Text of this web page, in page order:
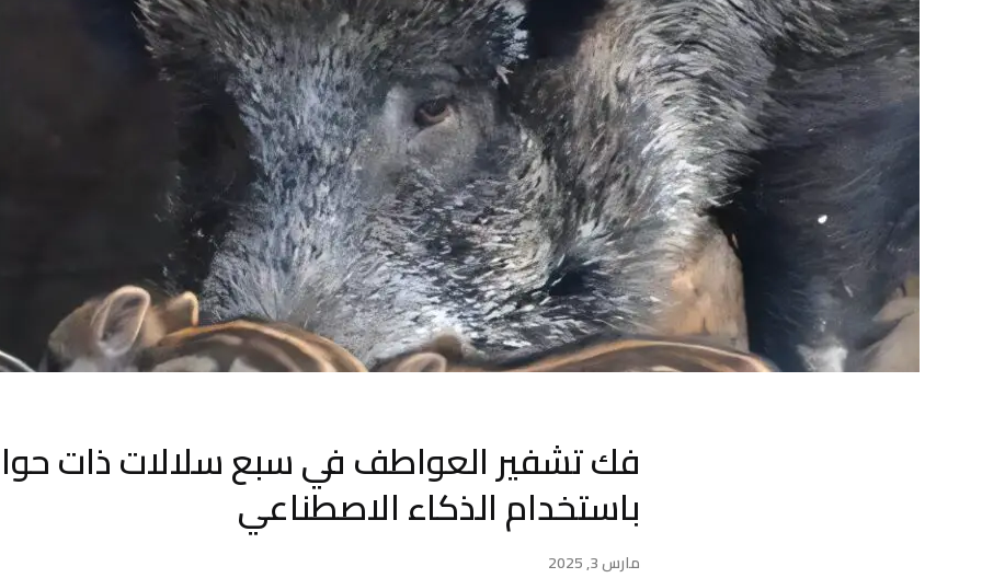
فك تشفير العواطف في سبع سلالات ذات
باستخدام الذكاء الاصطناعي
مارس 3, 2025